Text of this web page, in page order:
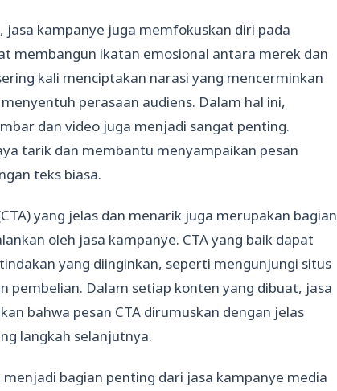
kampanye juga memfokuskan diri pada
membangun ikatan emosional antara merek dan
kali menciptakan narasi yang mencerminkan
perasaan audiens. Dalam hal ini,
dan video juga menjadi sangat penting.
tarik dan membantu menyampaikan pesan
teks biasa.
yang jelas dan menarik juga merupakan bagian
oleh jasa kampanye. CTA yang baik dapat
yang diinginkan, seperti mengunjungi situs
pembelian. Dalam setiap konten yang dibuat, jasa
bahwa pesan CTA dirumuskan dengan jelas
langkah selanjutnya.
bagian penting dari jasa kampanye media